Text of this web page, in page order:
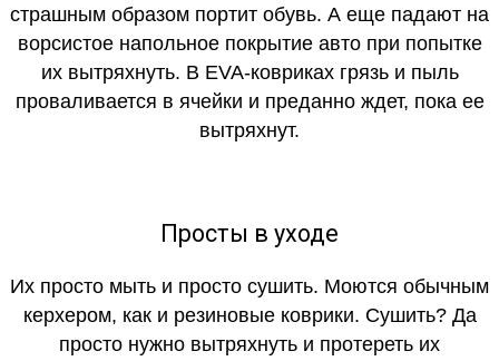
страшным образом портит обувь. А еще падают на
ворсистое напольное покрытие авто при попытке
их вытряхнуть. В EVA-ковриках грязь и пыль
проваливается в ячейки и преданно ждет, пока ее
вытряхнут.
Просты в уходе
Их просто мыть и просто сушить. Моются обычным
керхером, как и резиновые коврики. Сушить? Да
просто нужно вытряхнуть и протереть их